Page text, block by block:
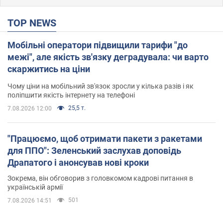
TOP NEWS
Мобільні оператори підвищили тарифи "до
межі", але якість зв'язку деградувала: чи варто
скаржитись на ціни
Чому ціни на мобільний зв'язок зросли у кілька разів і як
поліпшити якість інтернету на телефоні
7.08.2026 12:00 25,5 т.
"Працюємо, щоб отримати пакети з ракетами
для ППО": Зеленський заслухав доповідь
Драпатого і анонсував нові кроки
Зокрема, він обговорив з головкомом кадрові питання в
українській армії
7.08.2026 14:51 501